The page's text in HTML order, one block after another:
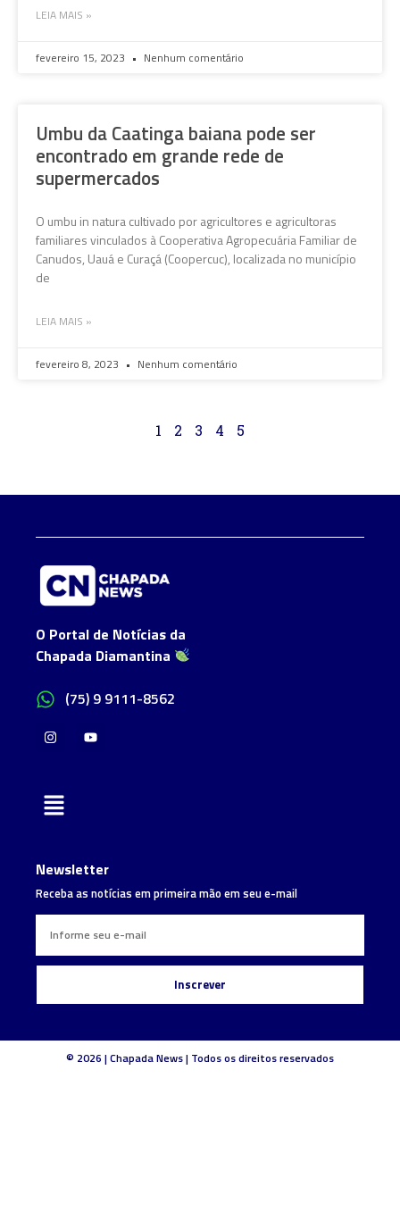
LEIA MAIS »
fevereiro 15, 2023 Nenhum comentário
Umbu da Caatinga baiana pode ser
encontrado em grande rede de
supermercados
O umbu in natura cultivado por agricultores e agricultoras
familiares vinculados à Cooperativa Agropecuária Familiar de
Canudos, Uauá e Curaçá (Coopercuc), localizada no município
de
LEIA MAIS »
fevereiro 8, 2023 Nenhum comentário
1 2 3 4 5
O Portal de Notícias da
Chapada Diamantina
(75) 9 9111-8562
Newsletter
Receba as notícias em primeira mão em seu e-mail
Inscrever
© 2026 | Chapada News | Todos os direitos reservados